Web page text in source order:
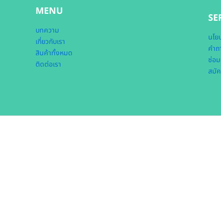
MENU
บทความ
เกี่ยวกับเรา
สินค้าทั้งหมด
ติดต่อเรา
นโ
คำ
ซ่อ
สมั